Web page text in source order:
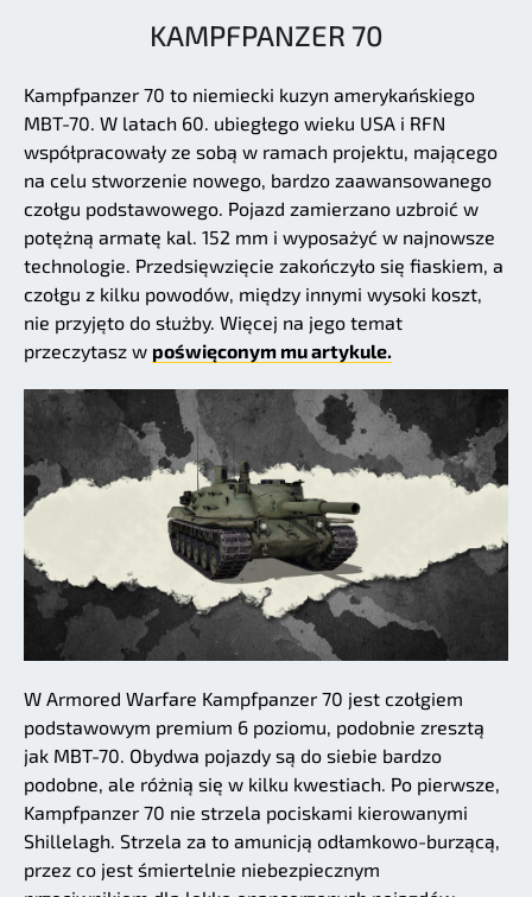
KAMPFPANZER 70
Kampfpanzer 70 to niemiecki kuzyn amerykańskiego
MBT-70. W latach 60. ubiegłego wieku USA i RFN
współpracowały ze sobą w ramach projektu, mającego
na celu stworzenie nowego, bardzo zaawansowanego
czołgu podstawowego. Pojazd zamierzano uzbroić w
potężną armatę kal. 152 mm i wyposażyć w najnowsze
technologie. Przedsięwzięcie zakończyło się fiaskiem, a
czołgu z kilku powodów, między innymi wysoki koszt,
nie przyjęto do służby. Więcej na jego temat
przeczytasz w poświęconym mu artykule.
W Armored Warfare Kampfpanzer 70 jest czołgiem
podstawowym premium 6 poziomu, podobnie zresztą
jak MBT-70. Obydwa pojazdy są do siebie bardzo
podobne, ale różnią się w kilku kwestiach. Po pierwsze,
Kampfpanzer 70 nie strzela pociskami kierowanymi
Shillelagh. Strzela za to amunicją odłamkowo-burzącą,
przez co jest śmiertelnie niebezpiecznym